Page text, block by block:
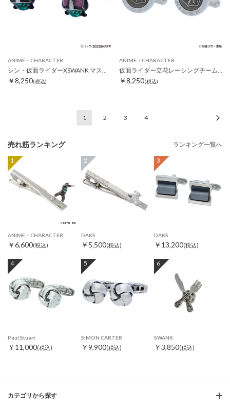
ANIME・CHARACTER
シン・仮面ライダーXSWANK マスクカフス
￥8,250(税込)
ANIME・CHARACTER
仮面ライダー立花レーシングチームカフス グレー
￥8,250(税込)
1 2 3 4
売れ筋ランキング ランキング一覧へ
1
ANIME・CHARACTER
￥6,600(税込)
2
DAKS
￥5,500(税込)
3
DAKS
￥13,200(税込)
4
Paul Stuart
￥11,000(税込)
5
SIMON CARTER
￥9,900(税込)
6
SWANK
￥3,850(税込)
カテゴリから探す